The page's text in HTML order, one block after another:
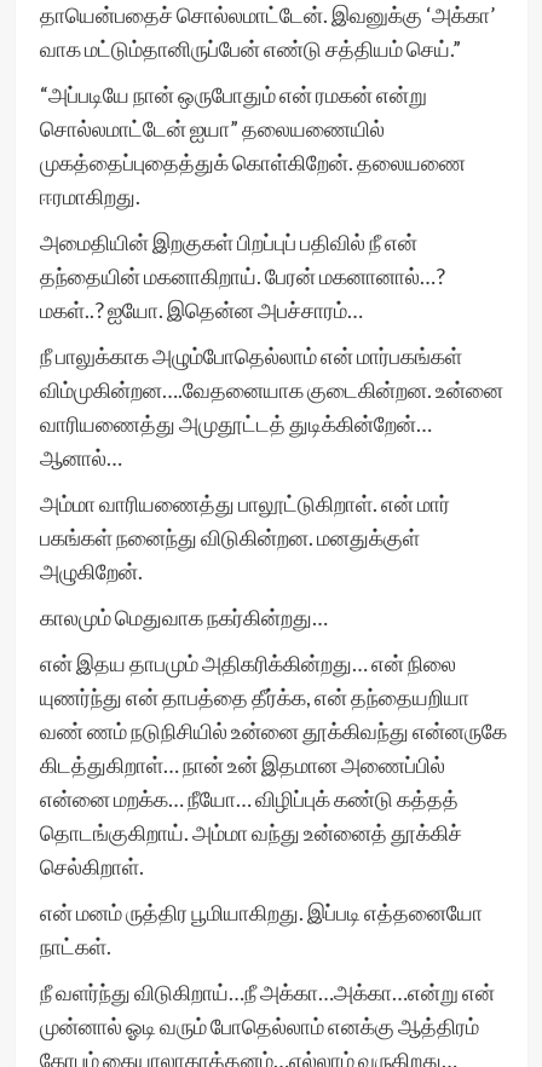
தாயென்பதைச் சொல்லமாட்டேன். இவனுக்கு ‘அக்கா’
வாக மட்டும்தானிருப்பேன் எண்டு சத்தியம் செய்.”
“அப்படியே நான் ஒருபோதும் என் ரமகன் என்று
சொல்லமாட்டேன் ஐயா” தலையணையில்
முகத்தைப்புதைத்துக் கொள்கிறேன். தலையணை
ஈரமாகிறது.
அமைதியின் இறகுகள் பிறப்புப் பதிவில் நீ என்
தந்தையின் மகனாகிறாய். பேரன் மகனானால்…?
மகள்..? ஐயோ. இதென்ன அபச்சாரம்…
நீ பாலுக்காக அழும்போதெல்லாம் என் மார்பகங்கள்
விம்முகின்றன….வேதனையாக குடைகின்றன. உன்னை
வாரியணைத்து அமுதூட்டத் துடிக்கின்றேன்…
ஆனால்…
அம்மா வாரியணைத்து பாலூட்டுகிறாள். என் மார்
பகங்கள் நனைந்து விடுகின்றன. மனதுக்குள்
அழுகிறேன்.
காலமும் மெதுவாக நகர்கின்றது…
என் இதய தாபமும் அதிகரிக்கின்றது… என் நிலை
யுணர்ந்து என் தாபத்தை தீர்க்க, என் தந்தையறியா
வண் ணம் நடுநிசியில் உன்னை தூக்கிவந்து என்னருகே
கிடத்துகிறாள்… நான் உன் இதமான அணைப்பில்
என்னை மறக்க… நீயோ… விழிப்புக் கண்டு கத்தத்
தொடங்குகிறாய். அம்மா வந்து உன்னைத் தூக்கிச்
செல்கிறாள்.
என் மனம் ருத்திர பூமியாகிறது. இப்படி எத்தனையோ
நாட்கள்.
நீ வளர்ந்து விடுகிறாய்…நீ அக்கா…அக்கா…என்று என்
முன்னால் ஓடி வரும் போதெல்லாம் எனக்கு ஆத்திரம்
கோபம் கையாலாகாத்தனம்…எல்லாம் வருகிறது…